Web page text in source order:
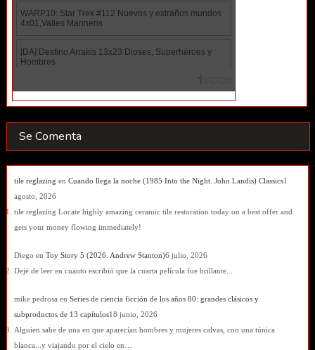
Se Comenta
tile reglazing en Cuando llega la noche (1985 Into the Night. John Landis) Classics1
agosto, 2026
tile reglazing Locate highly amazing ceramic tile restoration today on a best offer and
gets your money flowing immediately!
Diego en Toy Story 5 (2026. Andrew Stanton)6 julio, 2026
Dejé de leer en cuanto escribió que la cuarta película fue brillante...
mike pedrosa en Series de ciencia ficción de los años 80: grandes clásicos y
subproductos de 13 capítulos18 junio, 2026
Alguien sabe de una en que aparecían hombres y mujeres calvas, con una túnica
blanca...y viajando por el cielo en…